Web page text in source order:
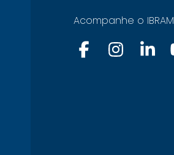
Acompanhe o IBRAM